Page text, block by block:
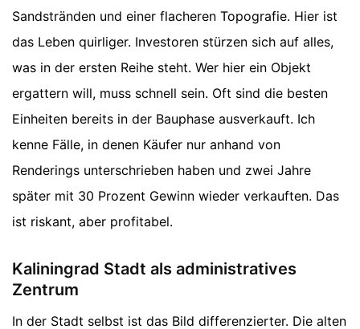
Sandstränden und einer flacheren Topografie. Hier ist
das Leben quirliger. Investoren stürzen sich auf alles,
was in der ersten Reihe steht. Wer hier ein Objekt
ergattern will, muss schnell sein. Oft sind die besten
Einheiten bereits in der Bauphase ausverkauft. Ich
kenne Fälle, in denen Käufer nur anhand von
Renderings unterschrieben haben und zwei Jahre
später mit 30 Prozent Gewinn wieder verkauften. Das
ist riskant, aber profitabel.
Kaliningrad Stadt als administratives
Zentrum
In der Stadt selbst ist das Bild differenzierter. Die alten